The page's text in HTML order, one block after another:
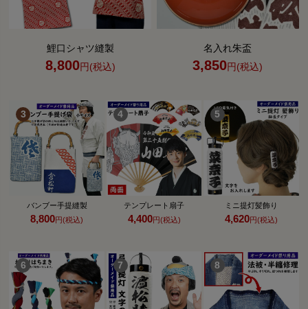
鯉口シャツ縫製
8,800円(税込)
名入れ朱盃
3,850円(税込)
バンブー手提縫製
8,800円(税込)
テンプレート扇子
4,400円(税込)
ミニ提灯髪飾り
4,620円(税込)